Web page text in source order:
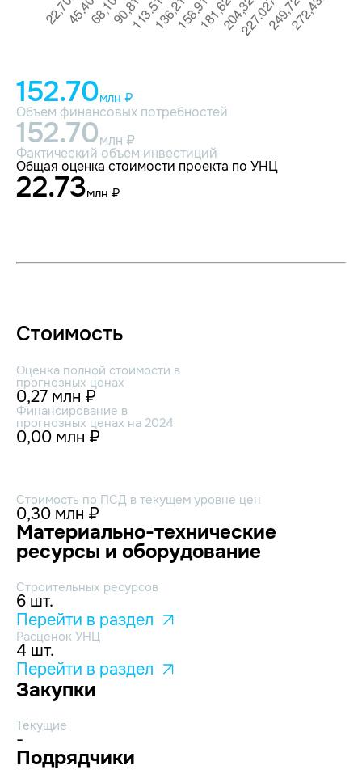
152.70млн ₽
Объем финансовых потребностей
152.70млн ₽
Фактический объем инвестиций
Общая оценка стоимости проекта по УНЦ
22.73млн ₽
Стоимость
Оценка полной стоимости в
прогнозных ценах
0,27 млн ₽
Финансирование в
прогнозных ценах на 2024
0,00 млн ₽
Стоимость по ПСД в текущем уровне цен
0,30 млн ₽
Материально-технические
ресурсы и оборудование
Строительных ресурсов
6 шт.
Перейти в раздел
Расценок УНЦ
4 шт.
Перейти в раздел
Закупки
Текущие
-
Подрядчики